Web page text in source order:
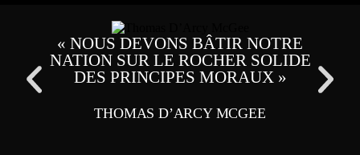
« NOUS DEVONS BÂTIR NOTRE
NATION SUR LE ROCHER SOLIDE
DES PRINCIPES MORAUX »
THOMAS D’ARCY MCGEE